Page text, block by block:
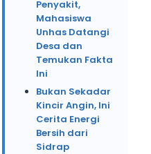
Penyakit,
Mahasiswa
Unhas Datangi
Desa dan
Temukan Fakta
Ini
Bukan Sekadar
Kincir Angin, Ini
Cerita Energi
Bersih dari
Sidrap